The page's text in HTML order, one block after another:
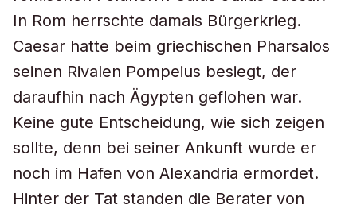
In Rom herrschte damals Bürgerkrieg.
Caesar hatte beim griechischen Pharsalos
seinen Rivalen Pompeius besiegt, der
daraufhin nach Ägypten geflohen war.
Keine gute Entscheidung, wie sich zeigen
sollte, denn bei seiner Ankunft wurde er
noch im Hafen von Alexandria ermordet.
Hinter der Tat standen die Berater von